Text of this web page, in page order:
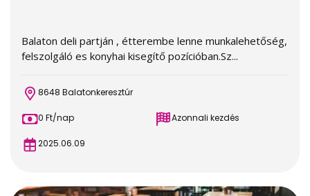
Balaton deli partján , étterembe lenne munkalehetőség,
felszolgáló es konyhai kisegítő pozícióban.Sz...
8648 Balatonkeresztúr
0 Ft/nap Azonnali kezdés
2025.06.09